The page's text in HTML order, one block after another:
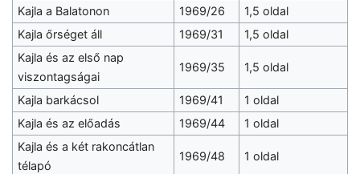
Kajla a Balatonon
1969/26
1,5 oldal
Kajla őrséget áll
1969/31
1,5 oldal
Kajla és az első nap
viszontagságai
1969/35 1,5 oldal
Kajla barkácsol 1969/41
1 oldal
Kajla és az előadás
1969/44
1 oldal
Kajla és a két rakoncátlan
télapó
1969/48 1 oldal